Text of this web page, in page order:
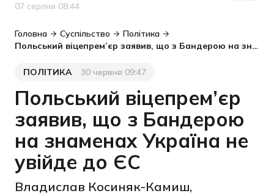
Дата публікації
07 серпня 08:44
Головна Суспільство
Політика
Польський віцепрем’єр заявив, що з Бандерою на знаменах Україна не увійде до ЄС
Категорія
ПОЛІТИКА
Дата публікації30 червня 09:47
Польський віцепрем’єр
заявив, що з Бандерою
на знаменах Україна не
увійде до ЄС
Владислав Косиняк-Камиш,